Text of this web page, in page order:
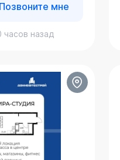
Позвоните мне
часов назад